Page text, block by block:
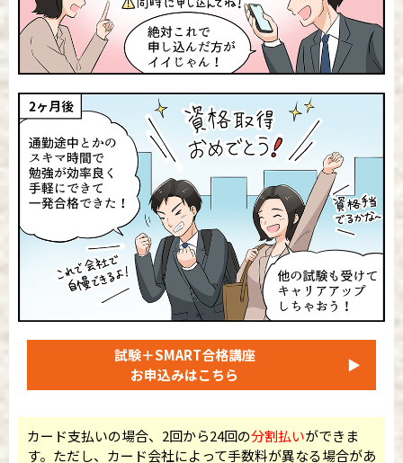
試験＋SMART合格講座
お申込みはこちら
▶
カード支払いの場合、2回から24回の分割払いができま
す。ただし、カード会社によって手数料が異なる場合があ